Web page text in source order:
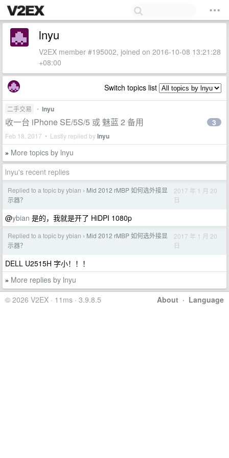
lnyu
V2EX member #195002, joined on 2016-10-08 13:21:28
+08:00
Switch topics list
二手交易 • lnyu
收一台 iPhone SE/5S/5 或 魅蓝 2 备用
Feb 18, 2017 • Lastly replied bylnyu
3
» More topics by lnyu
lnyu's recent replies
Replied to a topic by ybian › Mid 2012 rMBP 如何选外接显
示器？
2017 年 1 月 20
日
@ybian 是的，我就是开了 HiDPI 1080p
Replied to a topic by ybian › Mid 2012 rMBP 如何选外接显
示器？
2017 年 1 月 20
日
DELL U2515H 字小！！！
» More replies by lnyu
About · Language
© 2026 V2EX · 11ms · 3.9.8.5